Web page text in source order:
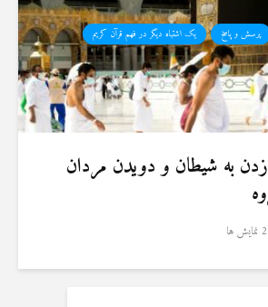
پرسش و پاسخ یک اشتباه دیگر در فهم قرآن کریم
به شیطان و دویدن مردان
ها